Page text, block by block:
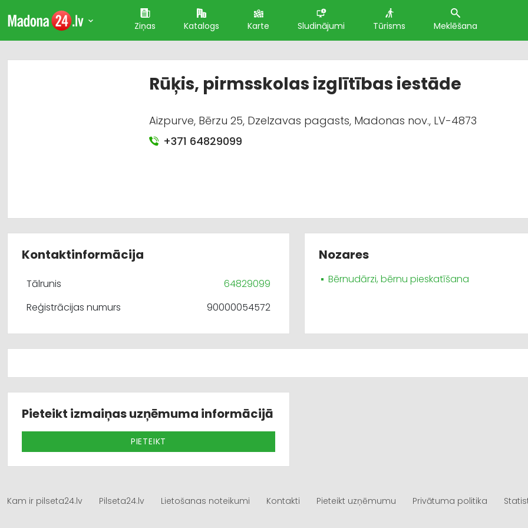
Ziņas Katalogs Karte Sludinājumi Tūrisms Meklēšana
Rūķis, pirmsskolas izglītības iestāde
Aizpurve, Bērzu 25, Dzelzavas pagasts, Madonas nov., LV-4873
+371 64829099
Kontaktinformācija
Tālrunis
64829099
Reģistrācijas numurs
90000054572
Nozares
Bērnudārzi, bērnu pieskatīšana
Pieteikt izmaiņas uzņēmuma informācijā
PIETEIKT
Kam ir pilseta24.lv Pilseta24.lv Lietošanas noteikumi Kontakti Pieteikt uzņēmumu Privātuma politika